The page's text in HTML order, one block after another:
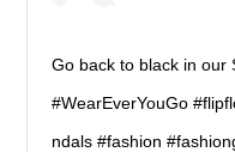
Go back to black in our
#WearEverYouGo
ndals #fashion